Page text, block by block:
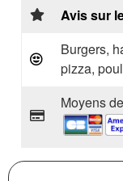
Avis sur
Burgers,
pizza,
Moyens